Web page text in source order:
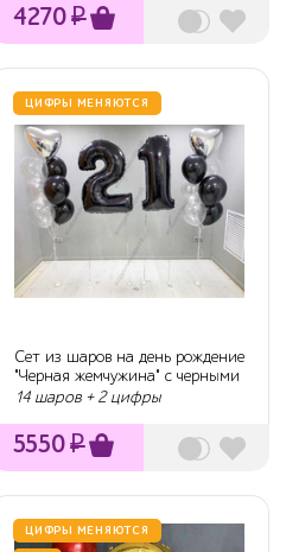
4270₽
ЦИФРЫ МЕНЯЮТСЯ
Сет из шаров на день рождение
"Черная жемчужина" с черными
ци...
14 шаров + 2 цифры
5550₽
ЦИФРЫ МЕНЯЮТСЯ